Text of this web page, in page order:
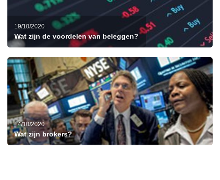
19/10/2020
Wat zijn de voordelen van beleggen?
14/10/2020
Wat zijn brokers?